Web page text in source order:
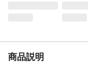
商品説明